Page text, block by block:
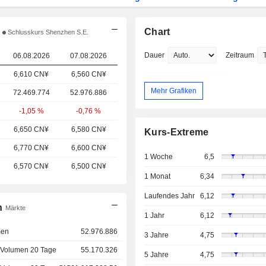
Schlusskurs Shenzhen S.E.
06.08.2026 07.08.2026
6,610 CN¥ 6,560 CN¥
72.469.774 52.976.886
-1,05 % -0,76 %
6,650 CN¥ 6,580 CN¥
6,770 CN¥ 6,600 CN¥
6,570 CN¥ 6,500 CN¥
Märkte
52.976.886
20 Tage 55.170.326
Chart
Dauer Zeitraum
Mehr Grafiken
Kurs-Extreme
1 Woche 6,5
1 Monat 6,34
Laufendes Jahr 6,12
1 Jahr 6,12
3 Jahre 4,75
5 Jahre 4,75